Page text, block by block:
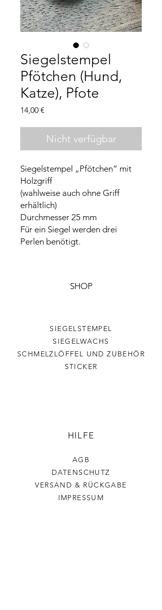
Siegelstempel
Pfötchen (Hund,
Katze), Pfote
14,00 €
Nicht verfügbar
Siegelstempel „Pfötchen“ mit
Holzgriff
(wahlweise auch ohne Griff
erhältlich)
Durchmesser 25 mm
Für ein Siegel werden drei
Perlen benötigt.
SHOP
SIEGELSTEMPEL
SIEGELWACHS
SCHMELZLÖFFEL UND ZUBEHÖR
STICKER
HILFE
AGB
DATENSCHUTZ
VERSAND & RÜCKGABE
IMPRESSUM